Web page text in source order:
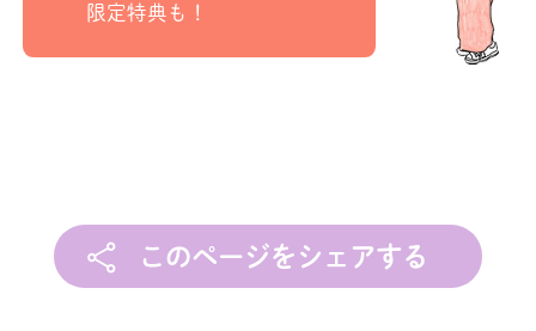
限定特典も！
このページをシェアする